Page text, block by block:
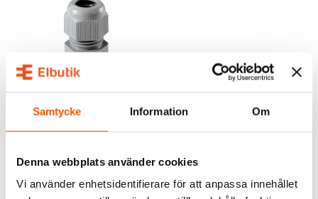
Samtycke Information Om
Denna webbplats använder cookies
Vi använder enhetsidentifierare för att anpassa innehållet
Rutab Förskruvning